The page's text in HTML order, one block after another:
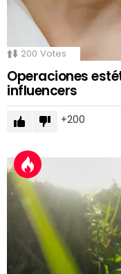
200 Votes
Operaciones
influencers
200